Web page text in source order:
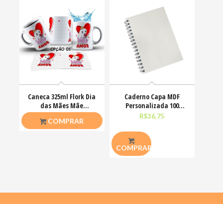
Caneca 325ml Flork Dia
das Mães Mãe
significa amor
COMPRAR
Caderno Capa MDF
Personalizada 100
Folhas 14,5x20cm
R$36,75
COMPRAR